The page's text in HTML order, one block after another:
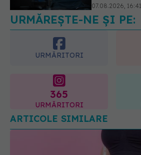
07.08.2026, 21:29
URMĂREȘTE-NE ȘI PE:
URMĂRITORI
365
URMĂRITORI
ARTICOLE SIMILARE